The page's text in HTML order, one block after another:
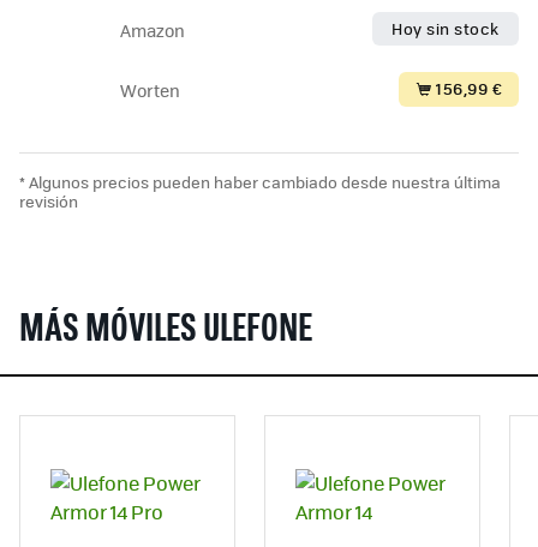
Amazon Hoy sin stock
Worten 156,99 €
* Algunos precios pueden haber cambiado desde nuestra última
revisión
MÁS MÓVILES ULEFONE